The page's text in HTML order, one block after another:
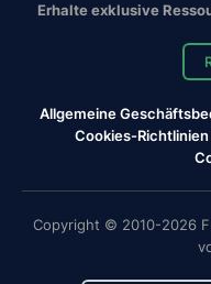
Erhalte exklusive
Allgemeine
Cookies-Richtlinien
Copyright © 2010-2026